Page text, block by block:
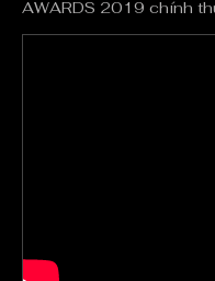
AWARDS 2019 chính